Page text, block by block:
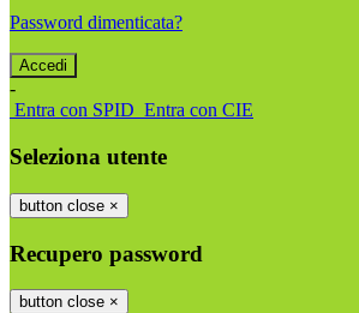
Password dimenticata?
-
Entra con SPID Entra con CIE
Seleziona utente
button close ×
Recupero password
button close ×